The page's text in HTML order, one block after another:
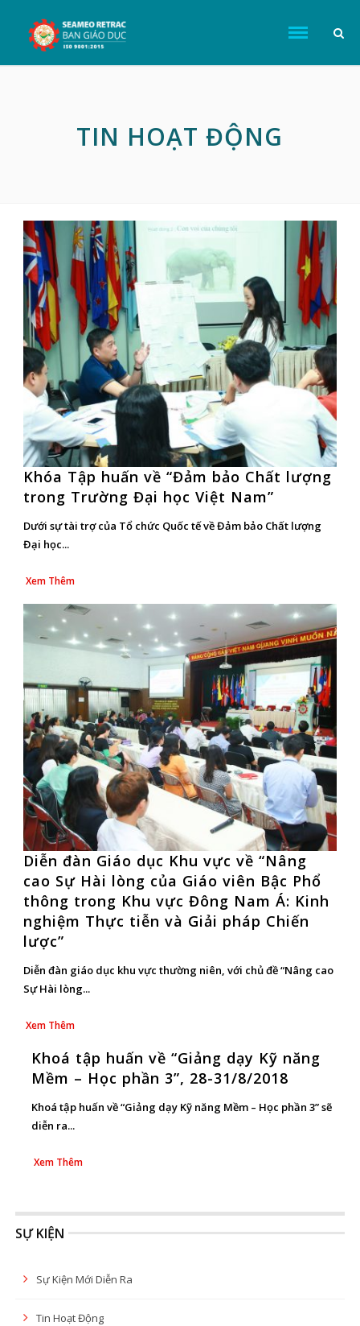
TIN HOẠT ĐỘNG
Khóa Tập huấn về “Đảm bảo Chất lượng
trong Trường Đại học Việt Nam”
Dưới sự tài trợ của Tổ chức Quốc tế về Đảm bảo Chất lượng
Đại học...
Xem Thêm
Diễn đàn Giáo dục Khu vực về “Nâng
cao Sự Hài lòng của Giáo viên Bậc Phổ
thông trong Khu vực Đông Nam Á: Kinh
nghiệm Thực tiễn và Giải pháp Chiến
lược”
Diễn đàn giáo dục khu vực thường niên, với chủ đề “Nâng cao
Sự Hài lòng...
Xem Thêm
Khoá tập huấn về “Giảng dạy Kỹ năng
Mềm – Học phần 3”, 28-31/8/2018
Khoá tập huấn về “Giảng dạy Kỹ năng Mềm – Học phần 3” sẽ
diễn ra...
Xem Thêm
SỰ KIỆN
Sự Kiện Mới Diễn Ra
Tin Hoạt Động